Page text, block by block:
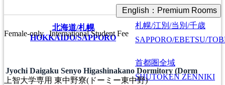
北海道/札幌
HOKKAIDO/SAPPORO
札幌/江別/当別/千歳
SAPPORO/EBETSU/
首都圏全域
SHUTOKEN ZENNIKI
English：Premium Rooms
Female-only International Student Fee
Jyochi Daigaku Senyo Higashinakano Dormitory (Dorm
上智大学専用 東中野寮(ドーミー東中野)